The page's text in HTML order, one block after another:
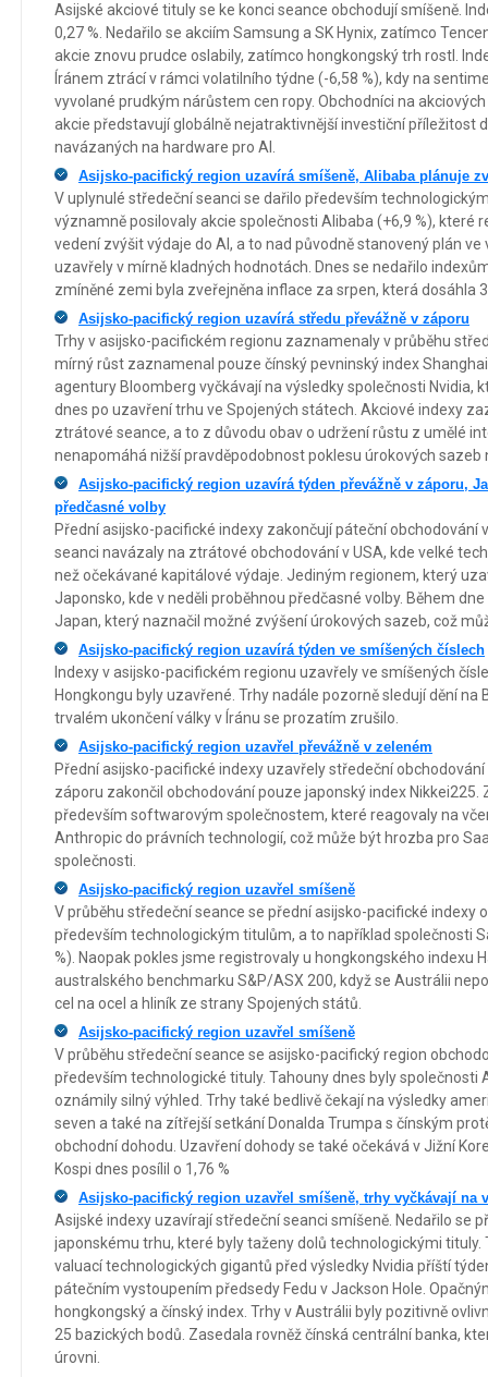
Asijské akciové tituly se ke konci seance obchodují smíšeně.
0,27 %. Nedařilo se akciím Samsung a SK Hynix, zatímco
akcie znovu prudce oslabily, zatímco hongkongský trh rostl.
Íránem ztrácí v rámci volatilního týdne (-6,58 %), kdy na
vyvolané prudkým nárůstem cen ropy. Obchodníci na
akcie představují globálně nejatraktivnější investiční příležitost
navázaných na hardware pro AI.
Asijsko-pacifický region uzavírá smíšeně, Alibaba plánuje
V uplynulé středeční seanci se dařilo především
významně posilovaly akcie společnosti Alibaba (+6,9 %), které
vedení zvýšit výdaje do AI, a to nad původně stanovený plán ve
uzavřely v mírně kladných hodnotách. Dnes se nedařilo
zmíněné zemi byla zveřejněna inflace za srpen, která dosáhla
Asijsko-pacifický region uzavírá středu převážně v záporu
Trhy v asijsko-pacifickém regionu zaznamenaly v průběhu
mírný růst zaznamenal pouze čínský pevninský index
agentury Bloomberg vyčkávají na výsledky společnosti Nvidia,
dnes po uzavření trhu ve Spojených státech. Akciové indexy
ztrátové seance, a to z důvodu obav o udržení růstu z umělé
nenapomáhá nižší pravděpodobnost poklesu úrokových sazeb
Asijsko-pacifický region uzavírá týden převážně v záporu,
předčasné volby
Přední asijsko-pacifické indexy zakončují páteční obchodování
seanci navázaly na ztrátové obchodování v USA, kde velké
než očekávané kapitálové výdaje. Jediným regionem, který
Japonsko, kde v neděli proběhnou předčasné volby. Během
Japan, který naznačil možné zvýšení úrokových sazeb, což
Asijsko-pacifický region uzavírá týden ve smíšených číslech
Indexy v asijsko-pacifickém regionu uzavřely ve smíšených
Hongkongu byly uzavřené. Trhy nadále pozorně sledují dění na
trvalém ukončení války v Íránu se prozatím zrušilo.
Asijsko-pacifický region uzavřel převážně v zeleném
Přední asijsko-pacifické indexy uzavřely středeční
záporu zakončil obchodování pouze japonský index
především softwarovým společnostem, které reagovaly na
Anthropic do právních technologií, což může být hrozba pro
společnosti.
Asijsko-pacifický region uzavřel smíšeně
V průběhu středeční seance se přední asijsko-pacifické indexy
především technologickým titulům, a to například společnosti
%). Naopak pokles jsme registrovaly u hongkongského indexu
australského benchmarku S&P/ASX 200, když se Austrálii
cel na ocel a hliník ze strany Spojených států.
Asijsko-pacifický region uzavřel smíšeně
V průběhu středeční seance se asijsko-pacifický region
především technologické tituly. Tahouny dnes byly společnosti
oznámily silný výhled. Trhy také bedlivě čekají na výsledky
seven a také na zítřejší setkání Donalda Trumpa s čínským
obchodní dohodu. Uzavření dohody se také očekává v Jižní
Kospi dnes posílil o 1,76 %
Asijsko-pacifický region uzavřel smíšeně, trhy vyčkávají na
Asijské indexy uzavírají středeční seanci smíšeně. Nedařilo se
japonskému trhu, které byly taženy dolů technologickými tituly.
valuací technologických gigantů před výsledky Nvidia příští
pátečním vystoupením předsedy Fedu v Jackson Hole.
hongkongský a čínský index. Trhy v Austrálii byly pozitivně
25 bazických bodů. Zasedala rovněž čínská centrální banka,
úrovni.